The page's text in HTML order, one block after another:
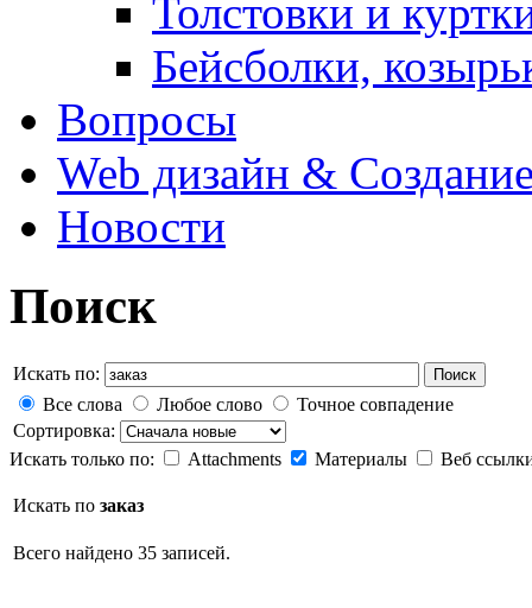
Толстовки и
Бейсболки,
Вопросы
Web дизайн &
Новости
Поиск
Искать по: Поиск
Все слова Любое слово
Точное совпадение
Сортировка:
Искать только по:
Attachments Материалы Веб
Искать по заказ
Всего найдено 35 записей.